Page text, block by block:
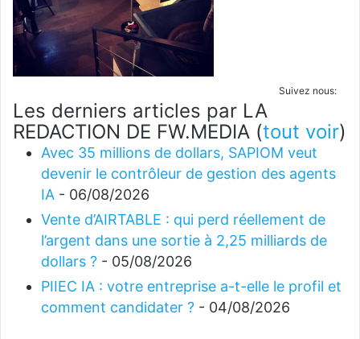
Suivez nous:
Les derniers articles par LA
REDACTION DE FW.MEDIA (tout voir)
Avec 35 millions de dollars, SAPIOM veut
devenir le contrôleur de gestion des agents
IA - 06/08/2026
Vente d’AIRTABLE : qui perd réellement de
l’argent dans une sortie à 2,25 milliards de
dollars ? - 05/08/2026
PIIEC IA : votre entreprise a-t-elle le profil et
comment candidater ? - 04/08/2026